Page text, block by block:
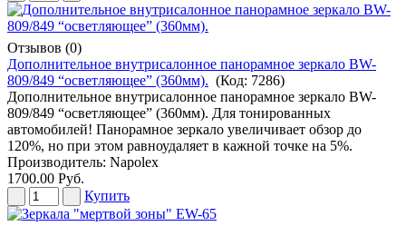
Отзывов (0)
Дополнительное внутрисалонное панорамное зеркало BW-
809/849 “осветляющее” (360мм). (Код: 7286)
Дополнительное внутрисалонное панорамное зеркало BW-
809/849 “осветляющее” (360мм). Для тонированных
автомобилей! Панорамное зеркало увеличивает обзор до
120%, но при этом равноудаляет в кажной точке на 5%.
Производитель: Napolex
1700.00 Руб.
Купить